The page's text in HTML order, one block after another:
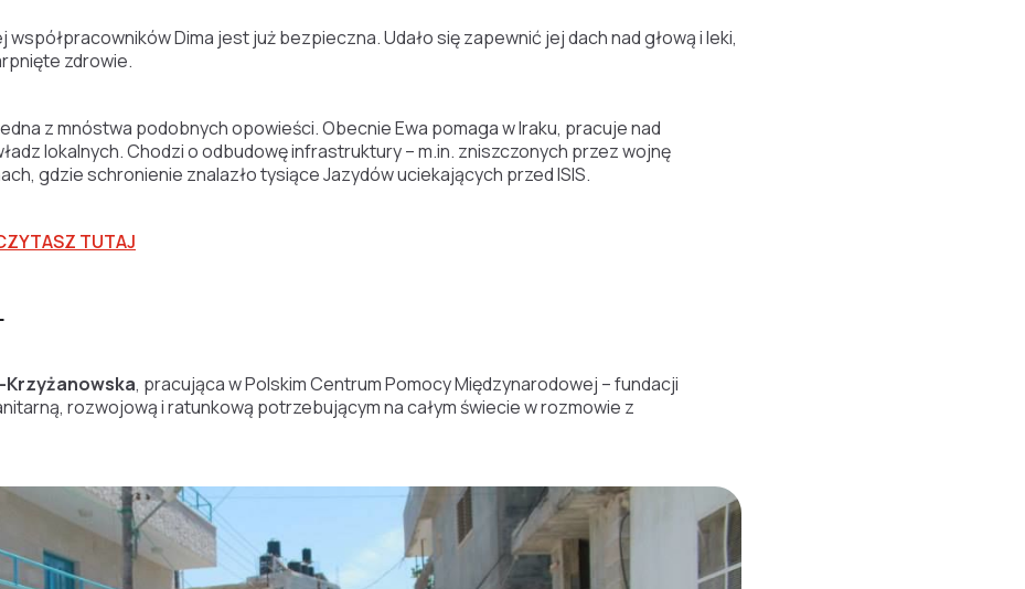
współpracowników Dima jest już bezpieczna. Udało się zapewnić jej dach nad głową i leki,
zdrowie.
z mnóstwa podobnych opowieści. Obecnie Ewa pomaga w Iraku, pracuje nad
lokalnych. Chodzi o odbudowę infrastruktury – m.in. zniszczonych przez wojnę
gdzie schronienie znalazło tysiące Jazydów uciekających przed ISIS.
TUTAJ
, pracująca w Polskim Centrum Pomocy Międzynarodowej – fundacji
rozwojową i ratunkową potrzebującym na całym świecie w rozmowie z